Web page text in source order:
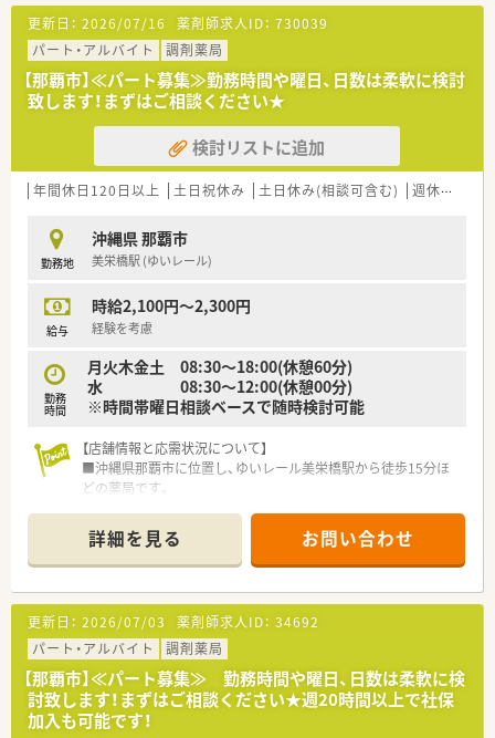
【募集背景と求める人物像について】
■今回は体制強化のための欠員補充を目的としており、即戦力と
して活躍していただける正社員の薬剤師を募集しています。
■長期的なキャリア形成を視野に入れ、地域医療に貢献しながら
末永く就業していただける方を求めています。
■車の運転が可能で、在宅業務への対応や他店舗への応援等に対
して、柔軟かつ協調性を持って取り組める方を歓迎します。
【法人特徴について】
地域に根差した薬局運営を安定して行っている企業です。
■完全週休2日制を採用しており、独立した2日の休日をしっか
りと取得できるため、心身ともにリフレッシュが可能です。
つの店舗で腰を据えてじっくりと勤務できる環境です。
■沖縄中部エリアでの勤務薬剤師の募集となっており、これまで
の実務経験をしっかりと考慮した上で給与が決定されます。
■想定年収は550万円から650万円と、高収入を目指すことがで
■通勤交通費は別途支給され、各種手当や遠隔地手当などの諸手
当はすべて年俸額に含まれる形で支給される仕組みです。
更新日： 2026/07/16 薬剤師求人ID： 730039
パート・アルバイト
調剤薬局
【那覇市】≪パート募集≫勤務時間や曜日、日数は柔軟に検討
致します！まずはご相談ください★
検討リストに追加
年間休日120日以上 土日祝休み 土日休み(相談可含む) 週休2.5日以上
勤務地
沖縄県 那覇市
美栄橋駅 (ゆいレール)
給与
時給2,100円～2,300円
経験を考慮
勤務
時間
月火木金土 08:30～18:00(休憩60分)
水 08:30～12:00(休憩00分)
※時間帯曜日相談ベースで随時検討可能
【店舗情報と応需状況について】
■沖縄県那覇市に位置し、ゆいレール美栄橋駅から徒歩15分ほ
どの薬局です。
ています。
■薬剤師は常勤1名とパート2名の3名体制で、事務員1名が在籍
しています。
【募集背景と求める人物像について】
■今回は増員募集のため、経験やスキルを活かせる即戦力となる
方を求めています。
■調剤経験者の方であれば、年齢や性別を問わず幅広くご応募い
ただけます。
■コミュニケーション能力があり、周囲と連携しながら業務を進
められる方を歓迎しています。
詳細を見る お問い合わせ
更新日： 2026/07/03 薬剤師求人ID： 34692
パート・アルバイト
調剤薬局
【那覇市】≪パート募集≫ 勤務時間や曜日、日数は柔軟に検
討致します！まずはご相談ください★週20時間以上で社保
加入も可能です！